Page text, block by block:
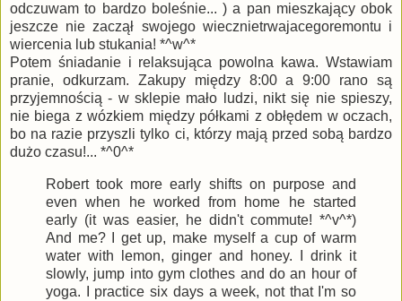
odczuwam to bardzo boleśnie... ) a pan mieszkający obok
jeszcze nie zaczął swojego wiecznietrwajacegoremontu i
wiercenia lub stukania! *^w^*
Potem śniadanie i relaksująca powolna kawa. Wstawiam
pranie, odkurzam. Zakupy między 8:00 a 9:00 rano są
przyjemnością - w sklepie mało ludzi, nikt się nie spieszy,
nie biega z wózkiem między półkami z obłędem w oczach,
bo na razie przyszli tylko ci, którzy mają przed sobą bardzo
dużo czasu!... *^0^*
Robert took more early shifts on purpose and
even when he worked from home he started
early (it was easier, he didn't commute! *^v^*)
And me? I get up, make myself a cup of warm
water with lemon, ginger and honey. I drink it
slowly, jump into gym clothes and do an hour of
yoga. I practice six days a week, not that I'm so